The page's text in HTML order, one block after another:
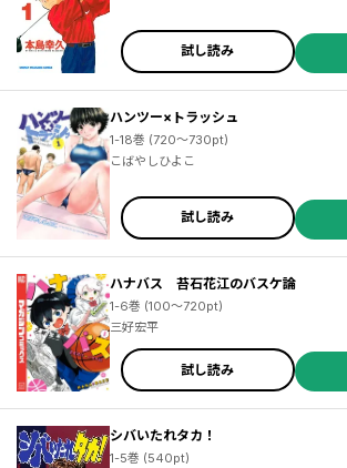
試し読み
ハンツー×トラッシュ
1-18巻 (720～730pt)
こばやしひよこ
試し読み
ハナバス 苔石花江のバスケ論
1-6巻 (100～720pt)
三好宏平
試し読み
シバいたれタカ！
1-5巻 (540pt)